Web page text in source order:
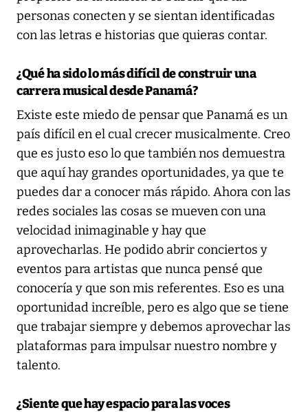
personas conecten y se sientan identificadas
con las letras e historias que quieras contar.
¿Qué ha sido lo más difícil de construir una
carrera musical desde Panamá?
Existe este miedo de pensar que Panamá es un
país difícil en el cual crecer musicalmente. Creo
que es justo eso lo que también nos demuestra
que aquí hay grandes oportunidades, ya que te
puedes dar a conocer más rápido. Ahora con las
redes sociales las cosas se mueven con una
velocidad inimaginable y hay que
aprovecharlas. He podido abrir conciertos y
eventos para artistas que nunca pensé que
conocería y que son mis referentes. Eso es una
oportunidad increíble, pero es algo que se tiene
que trabajar siempre y debemos aprovechar las
plataformas para impulsar nuestro nombre y
talento.
¿Siente que hay espacio para las voces